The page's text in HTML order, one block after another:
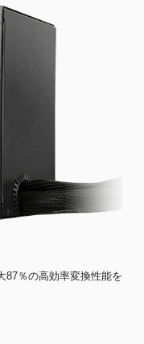
87％の高効率変換性能を